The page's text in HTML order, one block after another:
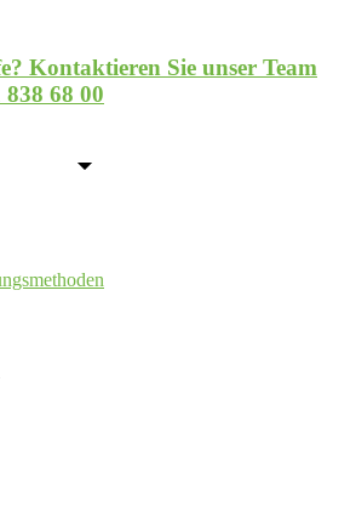
Kontaktieren Sie unser Team
838 68 00